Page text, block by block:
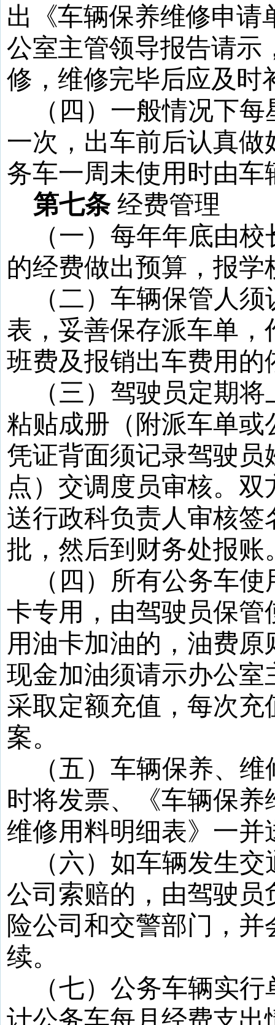
出《车辆保养维修申请
公室主管领导报告请示
修，维修完毕后应及时
（四）一般情况下
一次，出车前后认真
务车一周未使用时由
第七条 经费管理
（一）每年年底由
的经费做出预算，报
（二）车辆保管人
表，妥善保存派车单
班费及报销出车费用的
（三）驾驶员定期
粘贴成册（附派车单
凭证背面须记录驾驶
点）交调度员审核。
送行政科负责人审核
批，然后到财务处报账
（四）所有公务车
卡专用，由驾驶员保
用油卡加油的，油费
现金加油须请示办公
采取定额充值，每次
案。
（五）车辆保养、
时将发票、《车辆保
维修用料明细表》一
（六）如车辆发生
公司索赔的，由驾驶
险公司和交警部门，
续。
（七）公务车辆实